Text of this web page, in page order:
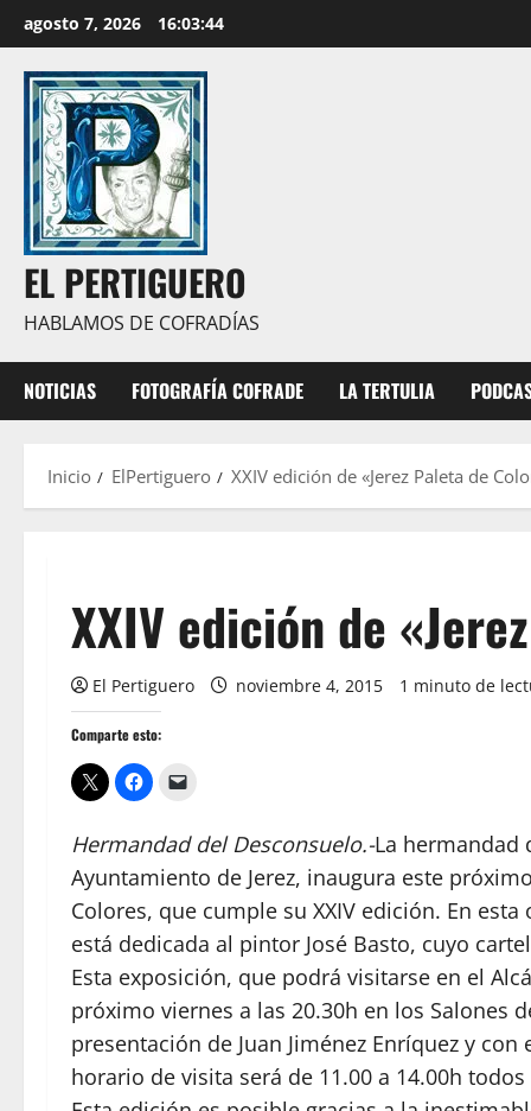
al
contenido
agosto 7, 2026 16:03:45
EL PERTIGUERO
HABLAMOS DE COFRADÍAS
NOTICIAS FOTOGRAFÍA COFRADE LA TERTULIA
Inicio ElPertiguero XXIV edición de «Jerez Paleta de
XXIV edición de
El Pertiguero noviembre 4, 2015 1 minuto de
Comparte esto:
Hermandad del Desconsuelo.-La hermandad
Ayuntamiento de Jerez, inaugura este
Colores, que cumple su XXIV edición. En
está dedicada al pintor José Basto, cuyo
Esta exposición, que podrá visitarse en el
próximo viernes a las 20.30h en los Salones
presentación de Juan Jiménez Enríquez y
horario de visita será de 11.00 a 14.00h